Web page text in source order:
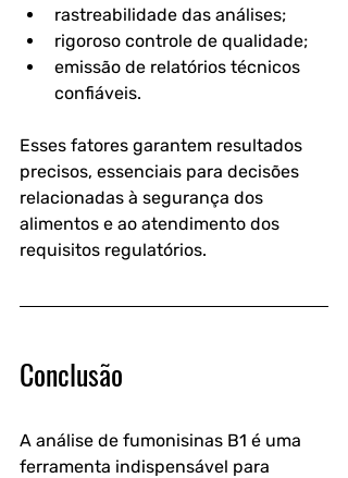
rastreabilidade das análises;
rigoroso controle de qualidade;
emissão de relatórios técnicos
confiáveis.
Esses fatores garantem resultados
precisos, essenciais para decisões
relacionadas à segurança dos
alimentos e ao atendimento dos
requisitos regulatórios.
Conclusão
A análise de fumonisinas B1 é uma
ferramenta indispensável para